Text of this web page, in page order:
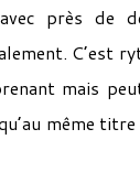
près de
C’est
mais
même